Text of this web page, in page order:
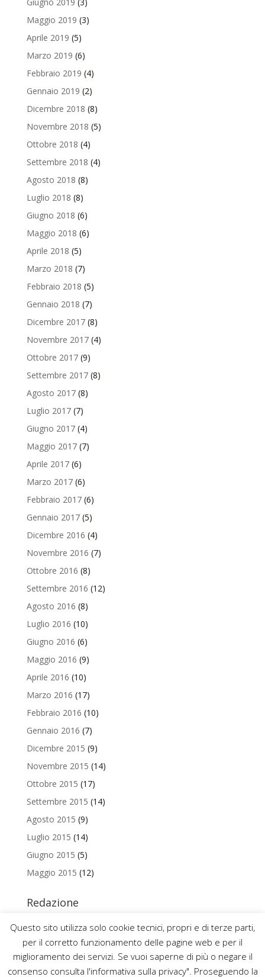
Maggio 2019 (3)
Aprile 2019 (5)
Marzo 2019 (6)
Febbraio 2019 (4)
Gennaio 2019 (2)
Dicembre 2018 (8)
Novembre 2018 (5)
Ottobre 2018 (4)
Settembre 2018 (4)
Agosto 2018 (8)
Luglio 2018 (8)
Giugno 2018 (6)
Maggio 2018 (6)
Aprile 2018 (5)
Marzo 2018 (7)
Febbraio 2018 (5)
Gennaio 2018 (7)
Dicembre 2017(8)
Novembre 2017(4)
Ottobre 2017(9)
Settembre 2017(8)
Agosto 2017(8)
Luglio 2017(7)
Giugno 2017(4)
Maggio 2017(7)
Aprile 2017(6)
Marzo 2017(6)
Febbraio 2017(6)
Gennaio 2017(5)
Dicembre 2016 (4)
Novembre 2016 (7)
Ottobre 2016 (8)
Settembre 2016 (12)
Agosto 2016 (8)
Luglio 2016 (10)
Giugno 2016 (6)
Maggio 2016 (9)
Aprile 2016 (10)
Marzo 2016 (17)
Febbraio 2016 (10)
Gennaio 2016 (7)
Dicembre 2015 (9)
Novembre 2015 (14)
Ottobre 2015 (17)
Settembre 2015 (14)
Agosto 2015 (9)
Luglio 2015 (14)
Giugno 2015 (5)
Maggio 2015 (12)
Redazione
uniamo@uniurb.it
Questo sito utilizza solo cookie tecnici, propri e di terze parti,
per il corretto funzionamento delle pagine web e per il
miglioramento dei servizi. Se vuoi saperne di più o negare il
consenso consulta l'informativa sulla privacy". Proseguendo la